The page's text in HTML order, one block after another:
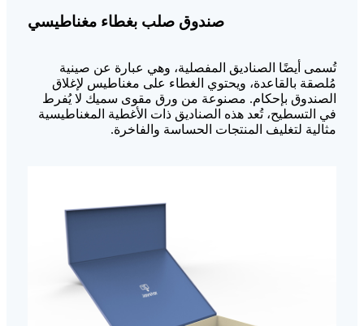
صندوق صلب بغطاء مغناطيسي
تُسمى أيضًا الصناديق المفصلية، وهي عبارة عن صينية
مُلصقة بالقاعدة، ويحتوي الغطاء على مغناطيس لإغلاق
الصندوق بإحكام. مصنوعة من ورق مقوى سميك لا يُفرط
في التسطيح، تُعد هذه الصناديق ذات الأغطية المغناطيسية
مثالية لتغليف المنتجات الحساسة والفاخرة.